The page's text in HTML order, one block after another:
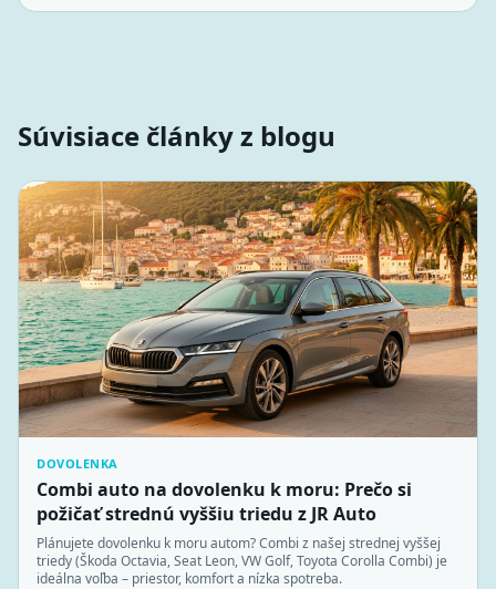
Súvisiace články z blogu
DOVOLENKA
Combi auto na dovolenku k moru: Prečo si
požičať strednú vyššiu triedu z JR Auto
Plánujete dovolenku k moru autom? Combi z našej strednej vyššej
triedy (Škoda Octavia, Seat Leon, VW Golf, Toyota Corolla Combi) je
ideálna voľba – priestor, komfort a nízka spotreba.